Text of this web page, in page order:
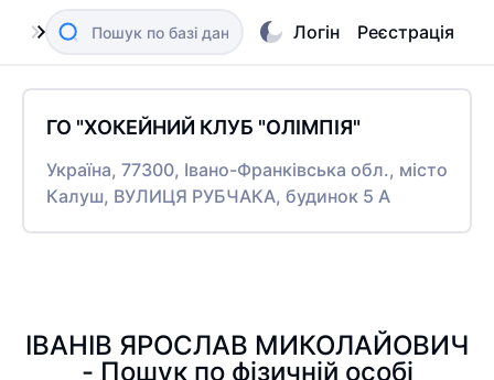
Логін Реєстрація
ГО "ХОКЕЙНИЙ КЛУБ "ОЛІМПІЯ"
Україна, 77300, Івано-Франківська обл., місто
Калуш, ВУЛИЦЯ РУБЧАКА, будинок 5 А
ІВАНІВ ЯРОСЛАВ МИКОЛАЙОВИЧ
- Пошук по фізичній особі